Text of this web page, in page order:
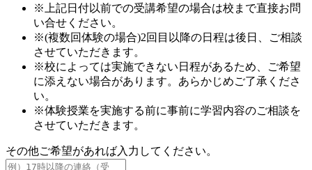
※上記日付以前での受講希望の場合は校まで直接お問
い合せください。
※(複数回体験の場合)2回目以降の日程は後日、ご相談
させていただきます。
※校によっては実施できない日程があるため、ご希望
に添えない場合があります。あらかじめご了承くださ
い。
※体験授業を実施する前に事前に学習内容のご相談を
させていただきます。
その他ご希望があれば入力してください。